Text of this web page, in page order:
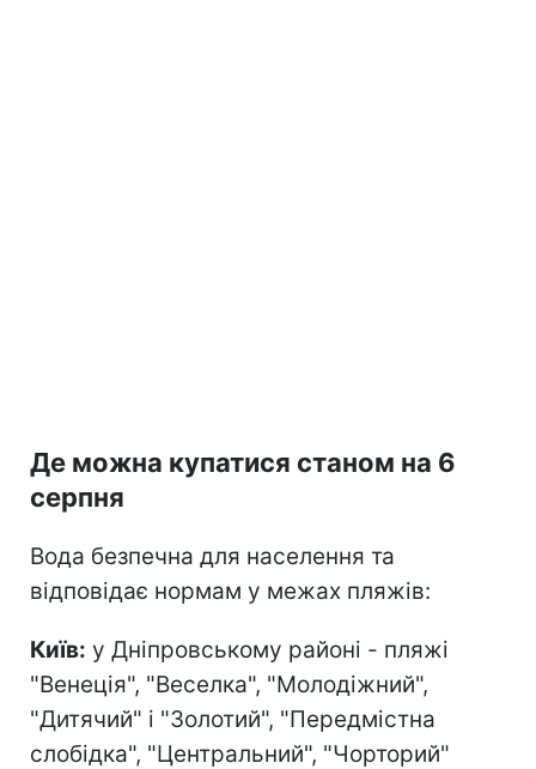
Де можна купатися станом на 6
серпня
Вода безпечна для населення та
відповідає нормам у межах пляжів:
Київ: у Дніпровському районі - пляжі
"Венеція", "Веселка", "Молодіжний",
"Дитячий" і "Золотий", "Передмістна
слобідка", "Центральний", "Чорторий"